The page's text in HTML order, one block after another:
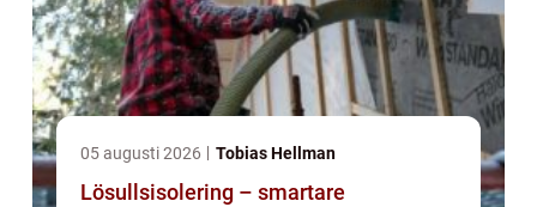
05 augusti 2026 Tobias Hellman
Lösullsisolering – smartare